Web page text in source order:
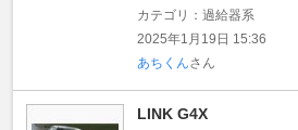
カテゴリ：過給器系
2025年1月19日 15:36
あちくんさん
LINK G4X